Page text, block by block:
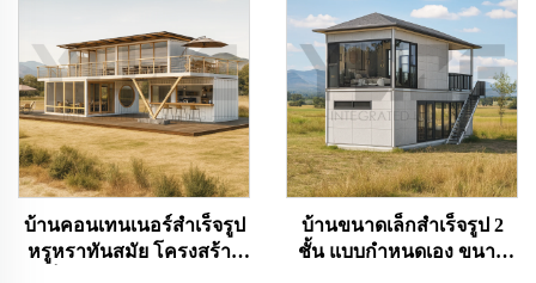
บ้านคอนเทนเนอร์สำเร็จรูป
หรูหราทันสมัย โครงสร้าง
บ้านขนาดเล็กสำเร็จรูป 2
ชั้น แบบกำหนดเอง ขนาด